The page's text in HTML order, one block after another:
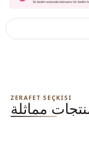
ZERAFET SEÇKISI
مماثلة